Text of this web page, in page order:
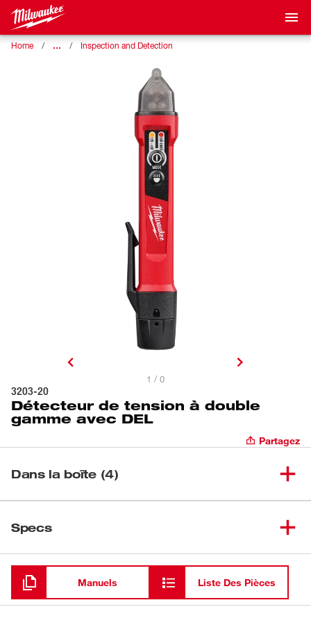
Home … Inspection and Detection
1 / 0
3203-20
Détecteur de tension à double
gamme avec DEL
Partagez
Dans la boîte (4)
(2) Piles AAA
(1) Manuel
Specs
Chargement
Manuels Liste Des Pièces